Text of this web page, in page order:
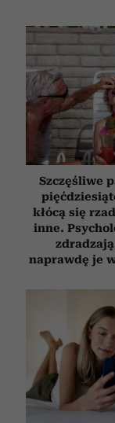
Szczęśliwe
kłócą się
inne.
naprawdę je